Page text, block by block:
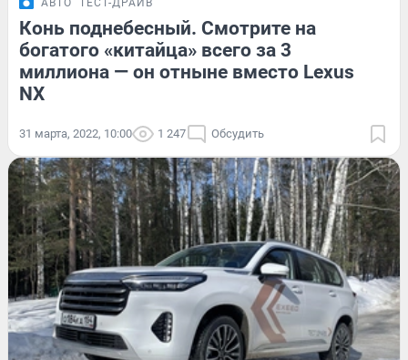
Конь поднебесный. Смотрите на
богатого «китайца» всего за 3
миллиона — он отныне вместо Lexus
NX
31 марта, 2022, 10:00 1 247 Обсудить